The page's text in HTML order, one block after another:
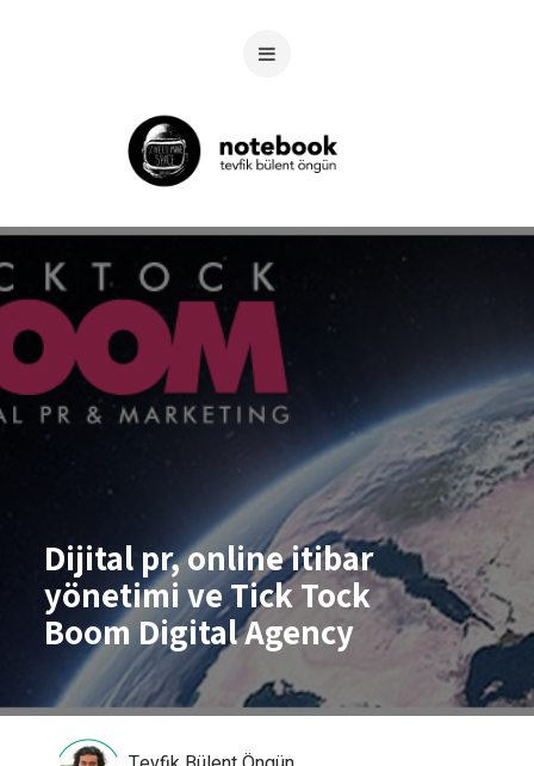
Dijital pr, online itibar
yönetimi ve Tick Tock
Boom Digital Agency